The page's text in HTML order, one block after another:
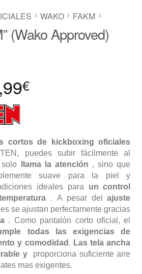
WAKO FAKM
(Wako Approved)
€El
precio
cortos de kickboxing oficiales
puedes subir fácilmente al
llama la atención , sino que
suave para la piel y
ideales para un control
. A pesar delajuste
se ajustan perfectamente gracias
. Como pantalón corto oficial, el
todas las exigencias de
y comodidad . Las tela ancha
y
proporciona suficiente aire
mas exigentes.